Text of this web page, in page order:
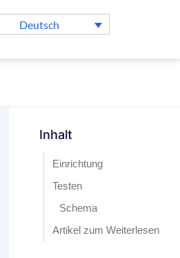
Deutsch
Inhalt
Einrichtung
Testen
Schema
Artikel zum Weiterlesen